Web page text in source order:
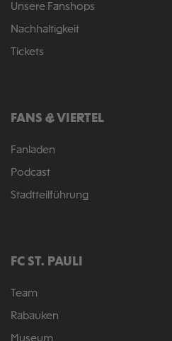
Unsere Fanshops
Nachhaltigkeit
Tickets
FANS & VIERTEL
Fanladen
Podcast
Stadtteilführung
FC ST. PAULI
Team
Rabauken
Museum